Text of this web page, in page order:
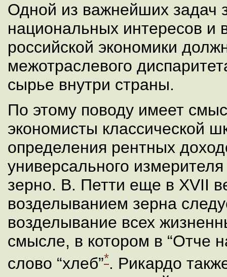
Одной из важнейших задач
национальных интересов и
российской экономики
межотраслевого
сырье внутри страны.
По этому поводу имеет
экономисты классической
определения рентных
универсального
зерно. В. Петти еще в ХVII
возделыванием зерна
возделывание всех
смысле, в котором в “Отче
слово “хлеб”*. Рикардо